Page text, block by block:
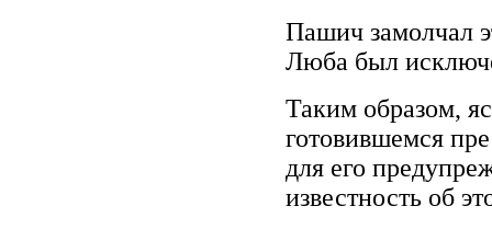
Пашич замолчал
Люба был
Таким образом,
готовившемся
для его
известность об